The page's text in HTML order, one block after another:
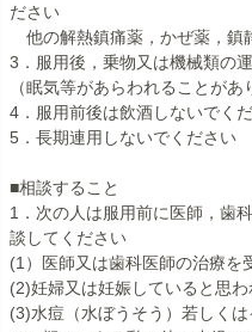
ださい
他の解熱鎮痛薬，かぜ薬，鎮
3．服用後，乗物又は機械類の
（眠気等があらわれることがあ
4．服用前後は飲酒しないでく
5．長期連用しないでください
■相談すること
1．次の人は服用前に医師，歯
談してください
(1）医師又は歯科医師の治療を
(2)妊婦又は妊娠していると思わ
(3)水痘（水ぼうそう）若しく